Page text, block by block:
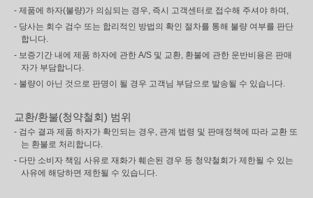
- 제품에 하자(불량)가 의심되는 경우, 즉시 고객센터로 접수해 주셔야 하며,
- 당사는 회수 검수 또는 합리적인 방법의 확인 절차를 통해 불량 여부를 판단
합니다.
- 보증기간 내에 제품 하자에 관한 A/S 및 교환, 환불에 관한 운반비용은 판매
자가 부담합니다.
- 불량이 아닌 것으로 판명이 될 경우 고객님 부담으로 발송될 수 있습니다.
교환/환불(청약철회) 범위
- 검수 결과 제품 하자가 확인되는 경우, 관계 법령 및 판매정책에 따라 교환 또
는 환불로 처리합니다.
- 다만 소비자 책임 사유로 재화가 훼손된 경우 등 청약철회가 제한될 수 있는
사유에 해당하면 제한될 수 있습니다.